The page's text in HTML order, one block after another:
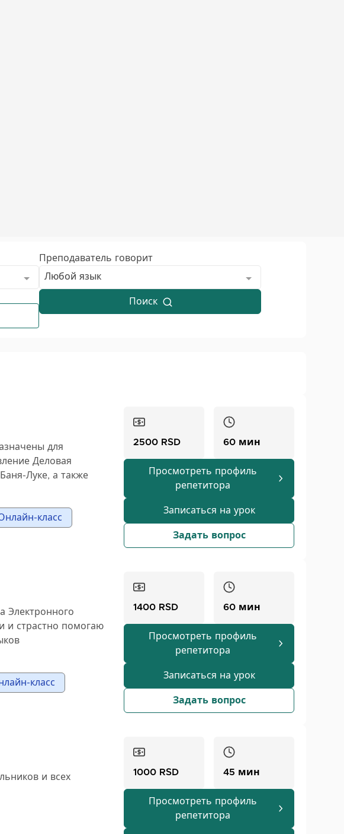
Преподаватель говорит
Любой язык
Поиск
для
Деловая
Луке, а также
как групповые,
и успешно
класс
2500 RSD 60 мин
Просмотреть профиль
репетитора
Записаться на урок
Задать вопрос
Электронного
и страстно помогаю
и средней школы,
онлайн и
объяснить
класс
1400 RSD 60 мин
Просмотреть профиль
репетитора
Записаться на урок
Задать вопрос
и всех
1000 RSD 45 мин
Просмотреть профиль
репетитора